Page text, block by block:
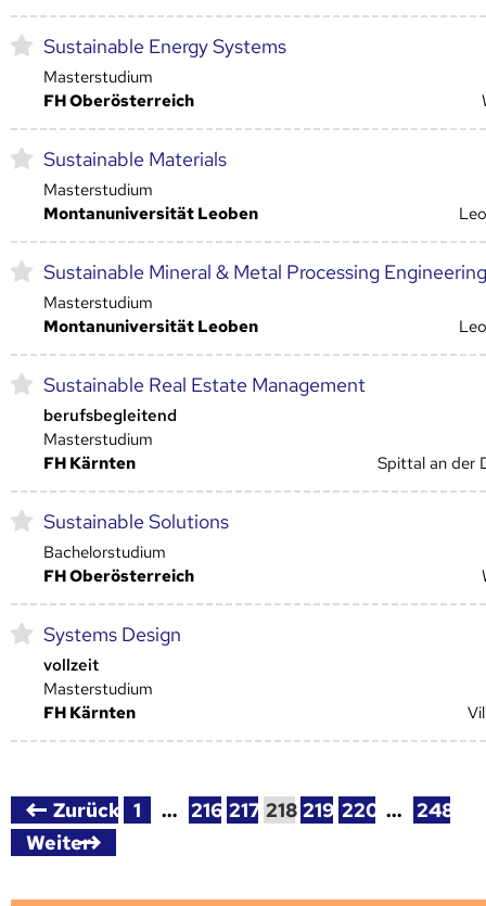
Sustainable Energy Systems
Masterstudium
FH Oberösterreich
Sustainable Materials
Masterstudium
Montanuniversität Leoben
Sustainable Mineral & Metal Processing Engineering
Masterstudium
Montanuniversität Leoben
Sustainable Real Estate Management
berufsbegleitend
Masterstudium
FH Kärnten
Spittal an der
Sustainable Solutions
Bachelorstudium
FH Oberösterreich
Systems Design
vollzeit
Masterstudium
FH Kärnten
Zurück 1 … 216 217 218 219 220 …
248
Weiter